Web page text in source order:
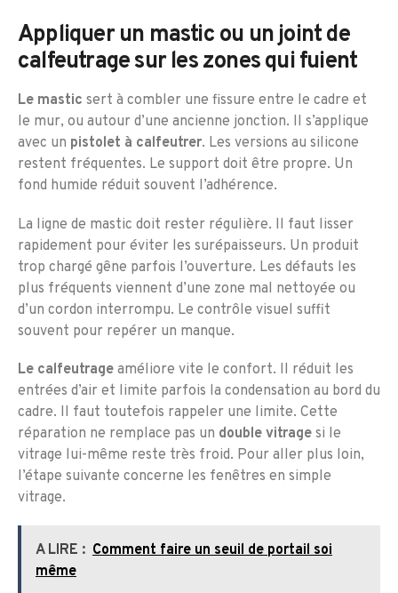
Appliquer un mastic ou un joint de
calfeutrage sur les zones qui fuient
Le mastic sert à combler une fissure entre le cadre et
le mur, ou autour d’une ancienne jonction. Il s’applique
avec un pistolet à calfeutrer. Les versions au silicone
restent fréquentes. Le support doit être propre. Un
fond humide réduit souvent l’adhérence.
La ligne de mastic doit rester régulière. Il faut lisser
rapidement pour éviter les surépaisseurs. Un produit
trop chargé gêne parfois l’ouverture. Les défauts les
plus fréquents viennent d’une zone mal nettoyée ou
d’un cordon interrompu. Le contrôle visuel suffit
souvent pour repérer un manque.
Le calfeutrage améliore vite le confort. Il réduit les
entrées d’air et limite parfois la condensation au bord du
cadre. Il faut toutefois rappeler une limite. Cette
réparation ne remplace pas un double vitrage si le
vitrage lui-même reste très froid. Pour aller plus loin,
l’étape suivante concerne les fenêtres en simple
vitrage.
A LIRE : Comment faire un seuil de portail soi
même